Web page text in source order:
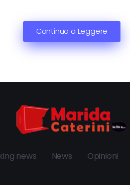
Continua a Leggere
news News Opinioni